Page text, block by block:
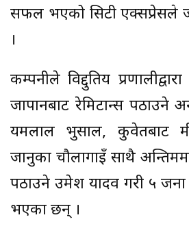
सफल भएको सिटी एक्सप्रेसले
।
कम्पनीले विद्दुतिय
जापानबाट रेमिटान्स पठाउने
यमलाल भुसाल, कुवेतबाट
जानुका चौलागाइँ साथै
पठाउने उमेश यादव गरी ५
भएका छन् ।